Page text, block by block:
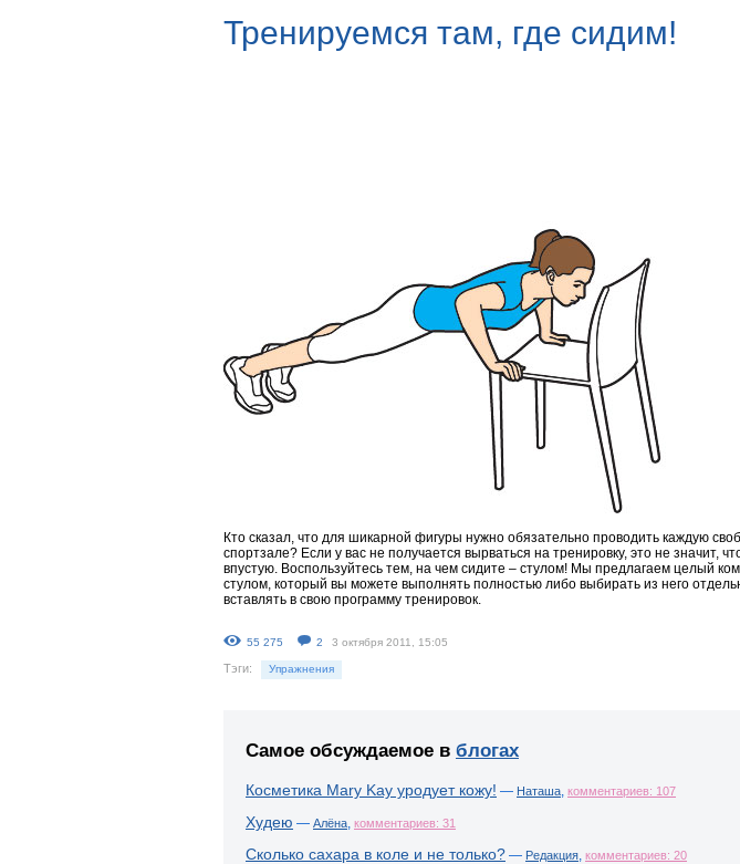
Тренируемся там, где сидим!
Кто сказал, что для шикарной фигуры нужно обязательно проводить каждую
спортзале? Если у вас не получается вырваться на тренировку, это не значит,
впустую. Воспользуйтесь тем, на чем сидите – стулом! Мы предлагаем целый
стулом, который вы можете выполнять полностью либо выбирать из него
вставлять в свою программу тренировок.
55 275 2 3 октября 2011, 15:05
Тэги: Упражнения
Самое обсуждаемое в блогах
Косметика Mary Kay уродует кожу! — Наташа комментариев: 107
Худею — Алёна комментариев: 31
Сколько сахара в коле и не только? — Редакция комментариев: 20